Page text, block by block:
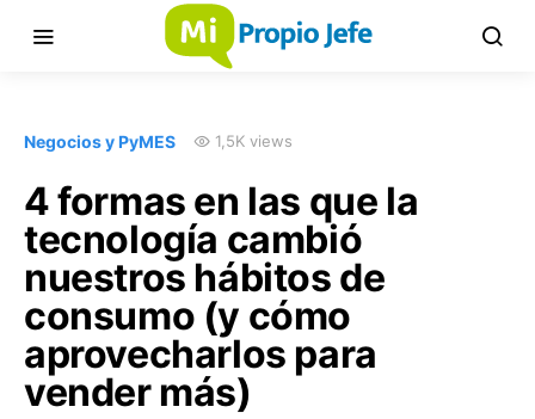
Negocios y PyMES 1,5K views
4 formas en las que la
tecnología cambió
nuestros hábitos de
consumo (y cómo
aprovecharlos para
vender más)